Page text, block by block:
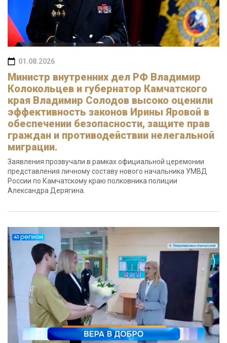
01.08.2026
Министр внутренних дел РФ Владимир
Колокольцев и губернатор Камчатского
края Владимир Солодов высоко оценили
эффективность законов Ирины Яровой в
обеспечении безопасности, защите прав
граждан и противодействии нелегальной
миграции.
Заявления прозвучали в рамках официальной церемонии
представления личному составу нового начальника УМВД
России по Камчатскому краю полковника полиции
Александра Дерягина.